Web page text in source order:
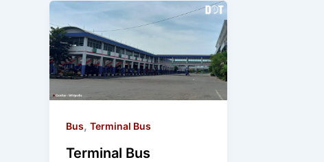
Bus, Terminal Bus
Terminal Bus